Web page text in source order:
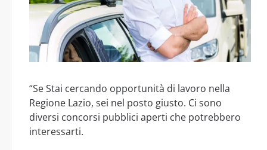
“Se Stai cercando opportunità di lavoro nella
Regione Lazio, sei nel posto giusto. Ci sono
diversi concorsi pubblici aperti che potrebbero
interessarti.